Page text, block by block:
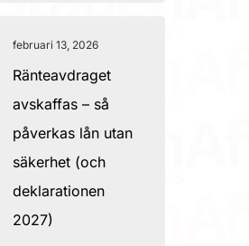
februari 13, 2026
Ränteavdraget
avskaffas – så
påverkas lån utan
säkerhet (och
deklarationen
2027)